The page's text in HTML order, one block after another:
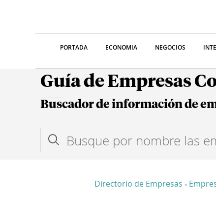
PORTADA ECONOMIA NEGOCIOS
Guía de Empresas
Buscador de información de
Directorio de Empresas -